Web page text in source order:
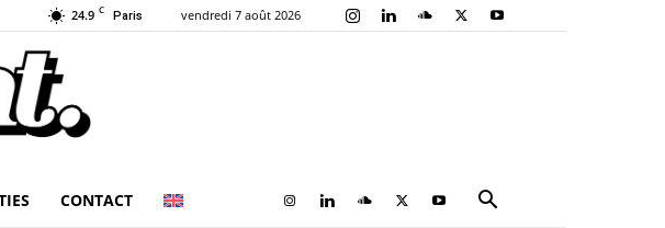
24.9 C Paris vendredi 7 août 2026
CONTACT